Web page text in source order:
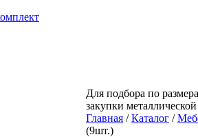
Для подбора по
закупки
Главная /Каталог /
(9шт.)